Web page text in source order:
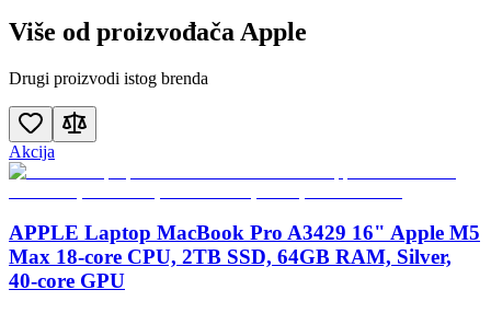
Više od proizvođača Apple
Drugi proizvodi istog brenda
Akcija
APPLE Laptop MacBook Pro A3429 16" Apple M5
Max 18-core CPU, 2TB SSD, 64GB RAM, Silver,
40-core GPU